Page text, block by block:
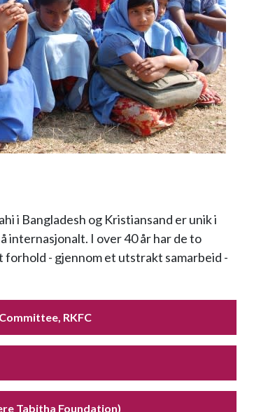
i Bangladesh og Kristiansand er unik i
internasjonalt. I over 40 år har de to
- gjennom et utstrakt samarbeid -
RKFC
Tabitha Foundation)